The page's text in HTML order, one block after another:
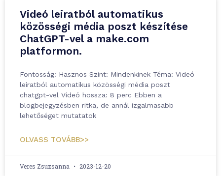
Videó leiratból automatikus
közösségi média poszt készítése
ChatGPT-vel a make.com
platformon.
Fontosság: Hasznos Szint: Mindenkinek Téma: Videó
leiratból automatikus közösségi média poszt
chatgpt-vel Videó hossza: 8 perc Ebben a
blogbejegyzésben ritka, de annál izgalmasabb
lehetőséget mutatatok
OLVASS TOVÁBB>>
Veres Zsuzsanna 2023-12-20